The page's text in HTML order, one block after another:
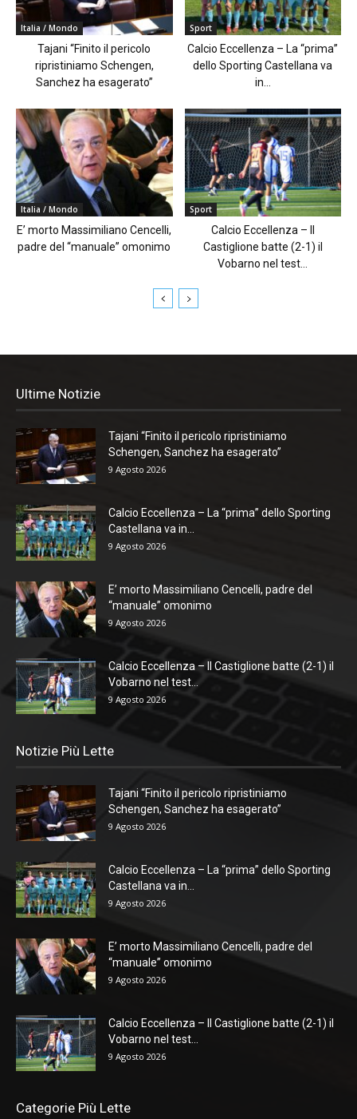
Italia / Mondo
Tajani “Finito il pericolo
ripristiniamo Schengen,
Sanchez ha esagerato”
Sport
Calcio Eccellenza – La “prima”
dello Sporting Castellana va
in...
Italia / Mondo
E’ morto Massimiliano Cencelli,
padre del “manuale” omonimo
Sport
Calcio Eccellenza – Il
Castiglione batte (2-1) il
Vobarno nel test...
Ultime Notizie
Tajani “Finito il pericolo ripristiniamo
Schengen, Sanchez ha esagerato”
9 Agosto 2026
Calcio Eccellenza – La “prima” dello Sporting
Castellana va in...
9 Agosto 2026
E’ morto Massimiliano Cencelli, padre del
“manuale” omonimo
9 Agosto 2026
Calcio Eccellenza – Il Castiglione batte (2-1) il
Vobarno nel test...
9 Agosto 2026
Notizie Più Lette
Tajani “Finito il pericolo ripristiniamo
Schengen, Sanchez ha esagerato”
9 Agosto 2026
Calcio Eccellenza – La “prima” dello Sporting
Castellana va in...
9 Agosto 2026
E’ morto Massimiliano Cencelli, padre del
“manuale” omonimo
9 Agosto 2026
Calcio Eccellenza – Il Castiglione batte (2-1) il
Vobarno nel test...
9 Agosto 2026
Categorie Più Lette